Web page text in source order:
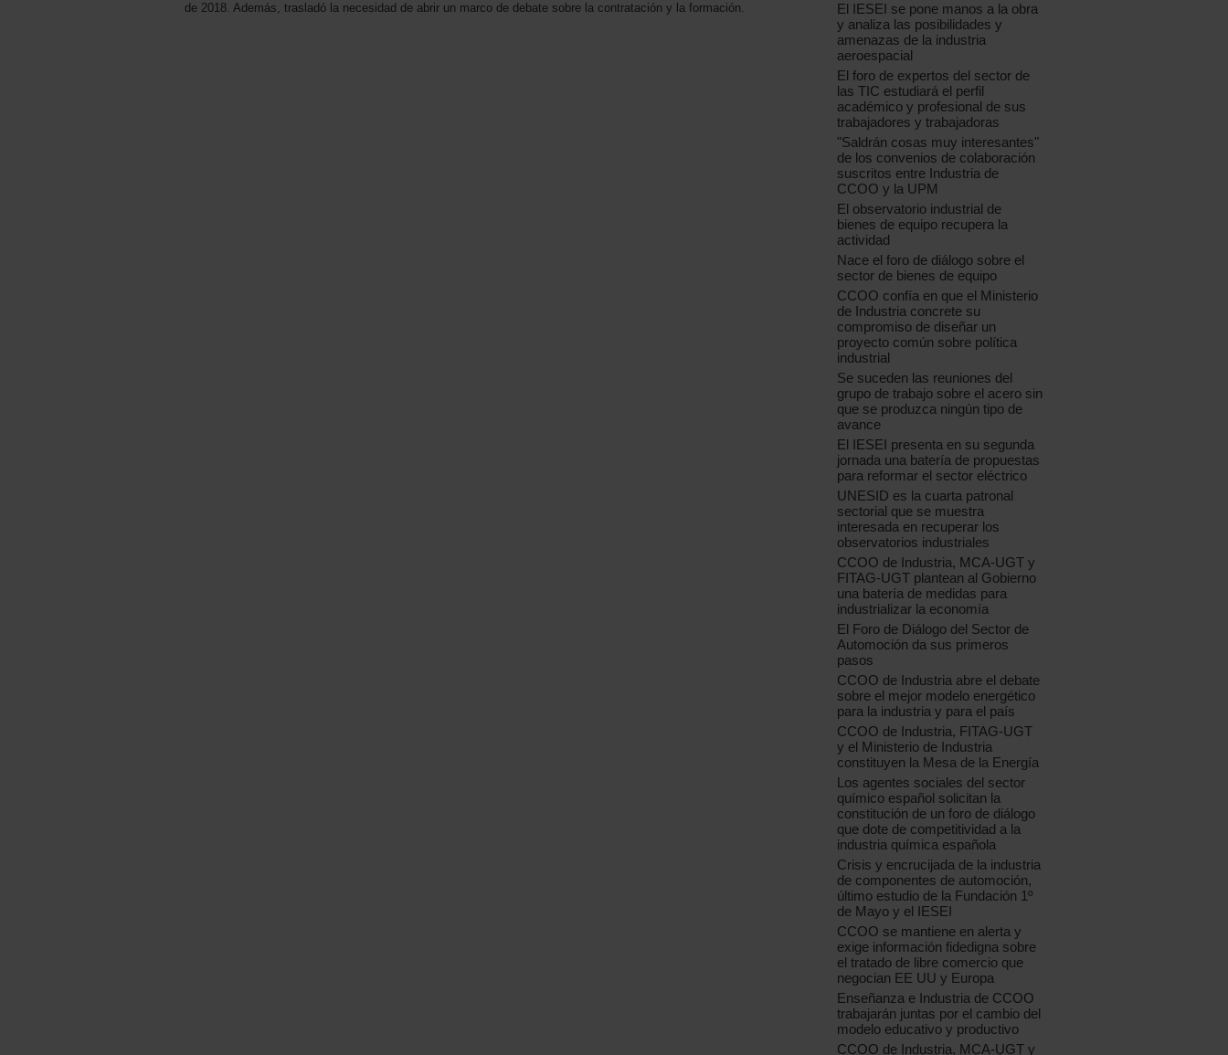
de 2018. Además, trasladó la necesidad de abrir un marco de debate sobre la contratación y la formación.
El IESEI se pone manos a la obra
y analiza las posibilidades y
amenazas de la industria
aeroespacial
El foro de expertos del sector de
las TIC estudiará el perfil
académico y profesional de sus
trabajadores y trabajadoras
"Saldrán cosas muy interesantes"
de los convenios de colaboración
suscritos entre Industria de
CCOO y la UPM
El observatorio industrial de
bienes de equipo recupera la
actividad
Nace el foro de diálogo sobre el
sector de bienes de equipo
CCOO confía en que el Ministerio
de Industria concrete su
compromiso de diseñar un
proyecto común sobre política
industrial
Se suceden las reuniones del
grupo de trabajo sobre el acero sin
que se produzca ningún tipo de
avance
El IESEI presenta en su segunda
jornada una batería de propuestas
para reformar el sector eléctrico
UNESID es la cuarta patronal
sectorial que se muestra
interesada en recuperar los
observatorios industriales
CCOO de Industria, MCA-UGT y
FITAG-UGT plantean al Gobierno
una batería de medidas para
industrializar la economía
El Foro de Diálogo del Sector de
Automoción da sus primeros
pasos
CCOO de Industria abre el debate
sobre el mejor modelo energético
para la industria y para el país
CCOO de Industria, FITAG-UGT
y el Ministerio de Industria
constituyen la Mesa de la Energía
Los agentes sociales del sector
químico español solicitan la
constitución de un foro de diálogo
que dote de competitividad a la
industria química española
Crisis y encrucijada de la industria
de componentes de automoción,
último estudio de la Fundación 1º
de Mayo y el IESEI
CCOO se mantiene en alerta y
exige información fidedigna sobre
el tratado de libre comercio que
negocian EE UU y Europa
Enseñanza e Industria de CCOO
trabajarán juntas por el cambio del
modelo educativo y productivo
CCOO de Industria, MCA-UGT y